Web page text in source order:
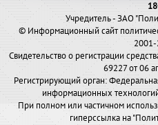
Учредитель - ЗАО
© Информационный сайт
Свидетельство о регистрации
69227 от 06
Регистрирующий орган:
информационных
При полном или частичном
гиперссылка на